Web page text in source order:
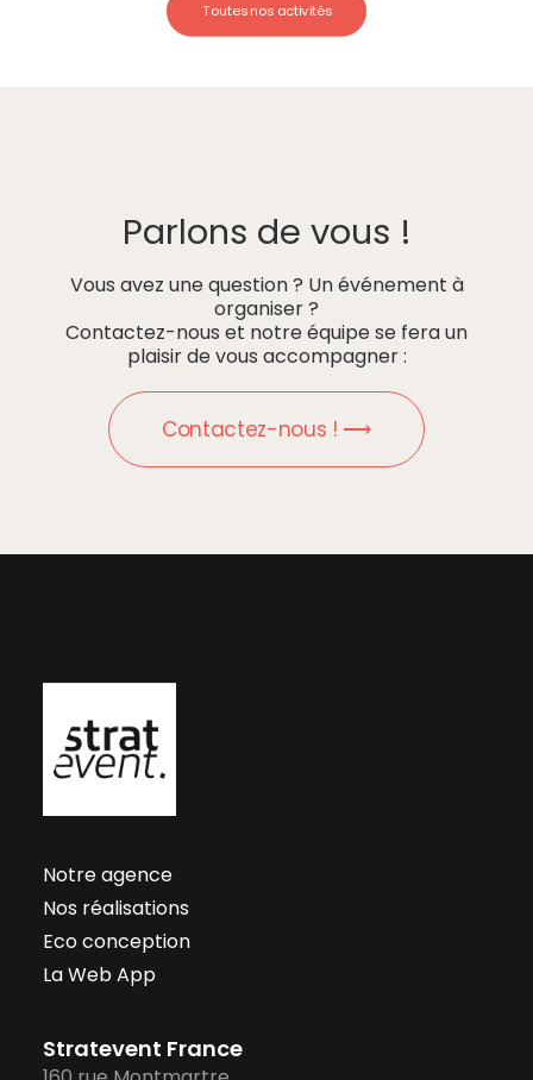
Toutes nos activités
Parlons de vous !
Vous avez une question ? Un événement à
organiser ?
Contactez-nous et notre équipe se fera un
plaisir de vous accompagner :
Contactez-nous ! ⟶
Notre agence
Nos réalisations
Eco conception
La Web App
Stratevent France